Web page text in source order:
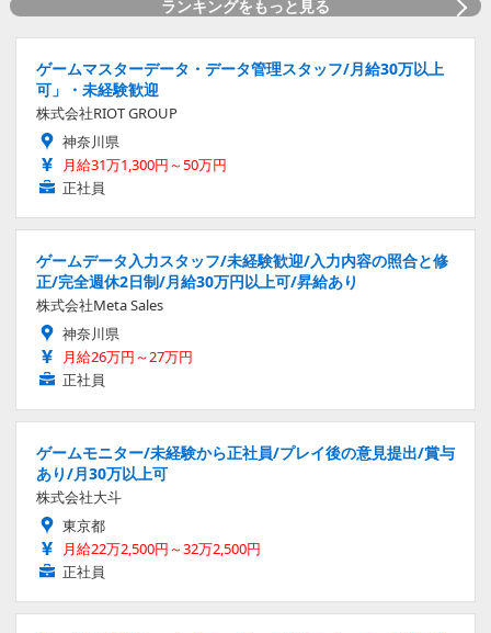
ランキングをもっと見る
ゲームマスターデータ・データ管理スタッフ/月給30万以上
可」・未経験歓迎
株式会社RIOT GROUP
神奈川県
月給31万1,300円～50万円
正社員
ゲームデータ入力スタッフ/未経験歓迎/入力内容の照合と修
正/完全週休2日制/月給30万円以上可/昇給あり
株式会社Meta Sales
神奈川県
月給26万円～27万円
正社員
ゲームモニター/未経験から正社員/プレイ後の意見提出/賞与
あり/月30万以上可
株式会社大斗
東京都
月給22万2,500円～32万2,500円
正社員